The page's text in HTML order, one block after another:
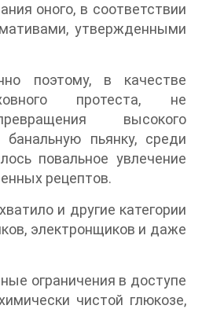
оного, в соответствии
утвержденными
поэтому, в качестве
протеста, не
высокого
пьянку, среди
повальное увлечение
рецептов.
и другие категории
электронщиков и даже
ограничения в доступе
чистой глюкозе,